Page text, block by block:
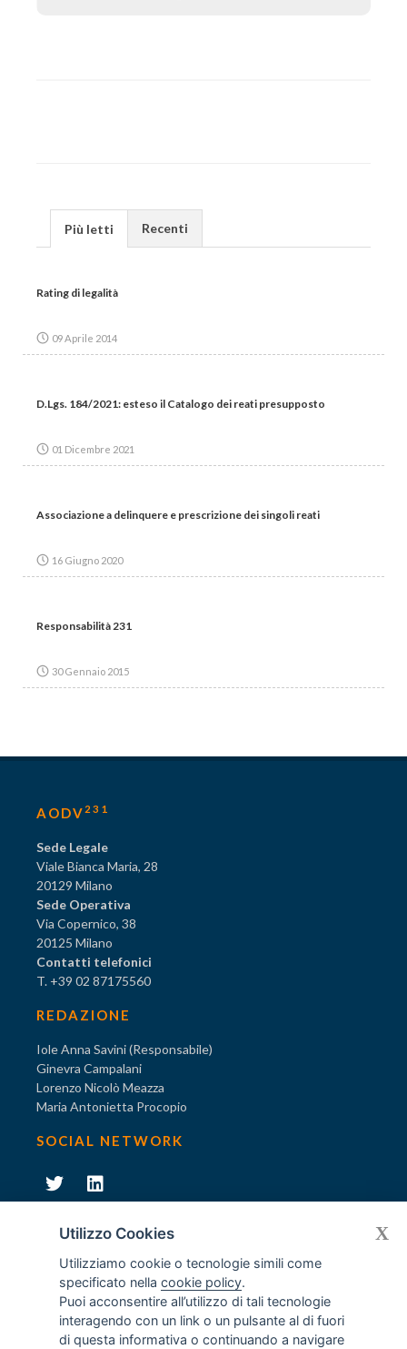
Più letti Recenti
Rating di legalità
09 Aprile 2014
D.Lgs. 184/2021: esteso il Catalogo dei reati presupposto
01 Dicembre 2021
Associazione a delinquere e prescrizione dei singoli reati
16 Giugno 2020
Responsabilità 231
30 Gennaio 2015
AODV 231
Sede Legale
Viale Bianca Maria, 28
20129 Milano
Sede Operativa
Via Copernico, 38
20125 Milano
Contatti telefonici
T. +39 02 87175560
REDAZIONE
Iole Anna Savini (Responsabile)
Ginevra Campalani
Lorenzo Nicolò Meazza
Maria Antonietta Procopio
SOCIAL NETWORK
Diventa socio di AODV
© Tutti i diritti riservati AODV231- ® Marchio registrato
Utilizzo Cookies
Utilizziamo cookie o tecnologie simili come
specificato nellacookie policy.
Puoi acconsentire all’utilizzo di tali tecnologie
interagendo con un link o un pulsante al di fuori
di questa informativa o continuando a navigare
X